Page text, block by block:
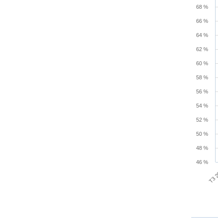
View
The
The
T3
46 %
48 %
50 %
52 %
54 %
56 %
58 %
60 %
62 %
64 %
66 %
68 %